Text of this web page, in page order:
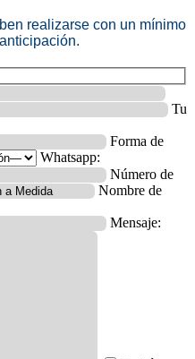
realizarse con un mínimo
Tu
Forma de
Whatsapp:
Número de
Nombre de
Mensaje: